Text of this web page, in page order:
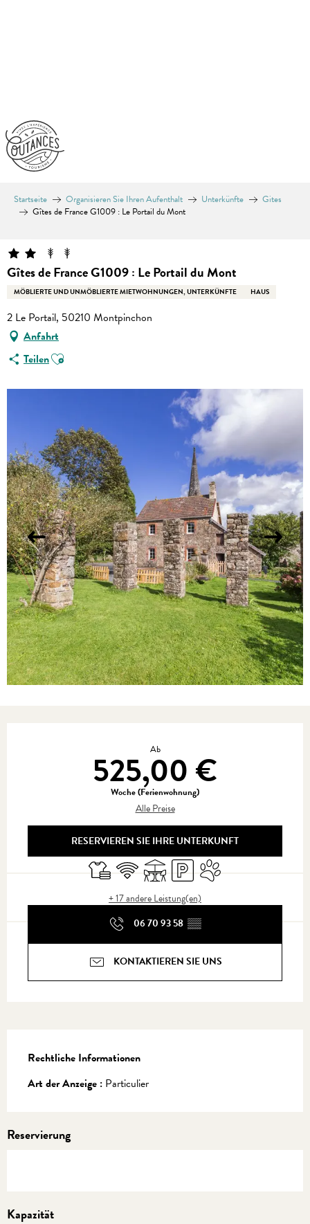
Startseite Organisieren Sie Ihren Aufenthalt Unterkünfte
Gites
Gîtes de France G1009 : Le Portail du Mont
Gîtes de France G1009 : Le Portail du Mont
MÖBLIERTE UND UNMÖBLIERTE MIETWOHNUNGEN, UNTERKÜNFTE HAUS
2 Le Portail, 50210 Montpinchon
Anfahrt
TeilenAjouter aux favoris
Ab
525,00 €
Woche (Ferienwohnung)
Alle Preise
RESERVIEREN SIE IHRE UNTERKUNFT
Bettwäsche und Laken
Wi-Fi TerrasseParkplatzTiere erlaubt
+ 17 andere Leistung(en)
06 70 93 58 ▒▒
KONTAKTIEREN SIE UNS
Rechtliche Informationen
Rechtliche Informationen
Art der Anzeige : Particulier
Reservierung
Kapazität